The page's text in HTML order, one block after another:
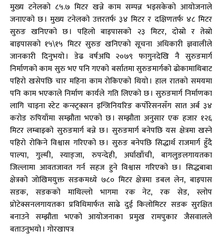
मुख्य टनेलको ८५.७ मिटर खन्ने काम सम्पन्न भइसकेको आयोजनाले
जनाएको छ । मुख्य टनेलको उत्तरतर्फ ३४ मिटर र दक्षिणतर्फ ४८ मिटर
सुरुङ खनिएको छ । पहिलो बाइपासको २३ मिटर, दोस्रो र तेस्रो
बाइपासको १५\१५ मिटर सुरुङ खनिएको सूचना अधिकारी ज्ञवालीले
जानकारी दिनुभयो । डेढ वर्षअघि २०७९ फागुनदेखि नै सुरुङमार्ग
निर्माणको काम सुरु भए पनि गएको बर्सातमा सुरुङमार्गको ढोकामाथिबाट
पहिरो खसेपछि चार महिना काम रोकिएको थियो । हाल रातको समयमा
पनि काम भएकाले निर्माण कार्यले गति लिएको छ । सुरुङमार्ग निर्माणका
लागि चाइना स्टेट कन्स्ट्रक्सन इन्जिनियरिङ कर्पोरेसनसँग सात अर्ब ३४
करोड रुपियाँमा सम्झौता भएको छ । सम्झौता अनुसार एक हजार १२६
मिटर लम्बाइको सुरुङमार्ग बन्ने छ । सुरुङमार्ग बनेपछि यस क्षेत्रमा खस्ने
पहिरो रोकिने विश्वास गरिएको छ । सुरुङ बनेपछि सिद्धार्थ राजमार्ग हुँदै
पाल्पा, गुल्मी, स्याङ्जा, रुपन्देही, अर्घाखाँची, बागलुङलगायतका
जिल्लामा आवतजावत गर्न सहज हुने विश्वास गरिएको छ । सिद्धबाबा
क्षेत्रको जोखिमयुक्त सडकमध्ये ७८० मिटर क्षेत्रमा डबल लेन, बाइपास
सडक, सडकको माथिल्लो भागमा रक नेट, रक सेड, स्लोप
प्रोटेक्सनलगायतका प्रविधिमार्फत साढे दुई किलोमिटर सडक सुरक्षित
बनाउने सम्झौता भएको आयोजनाका प्रमुख रामपुकार जैसवालले
बताउनुभयो । गोरखापत्र